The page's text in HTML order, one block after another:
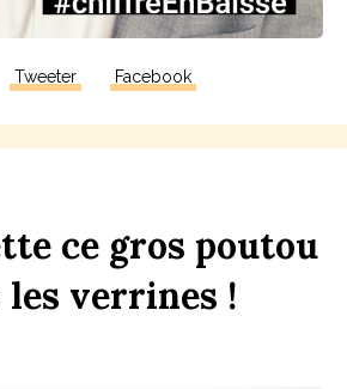
Tweeter Facebook
ce gros poutou
les verrines !